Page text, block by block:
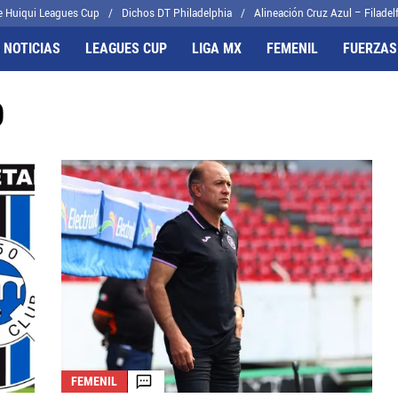
Huiqui Leagues Cup Dichos DT Philadelphia Alineación Cruz Azul –
LEAGUES CUP LIGA MX FEMENIL
Erik Lira
Charly Rodríguez
FEMENIL